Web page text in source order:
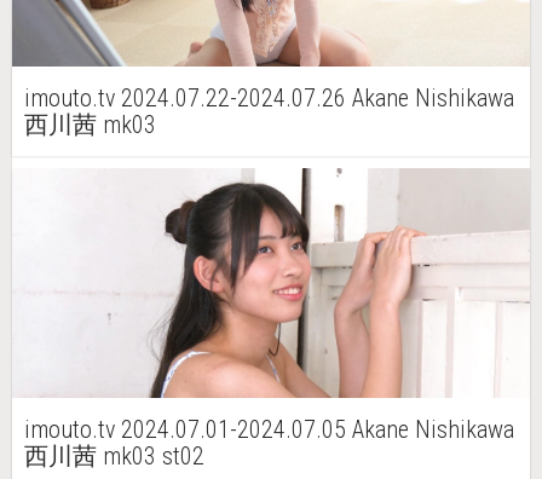
imouto.tv 2024.07.22-2024.07.26 Akane Nishikawa
西川茜 mk03
imouto.tv 2024.07.01-2024.07.05 Akane Nishikawa
西川茜 mk03 st02